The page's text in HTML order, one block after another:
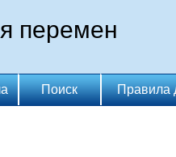
перемен
Поиск Правила